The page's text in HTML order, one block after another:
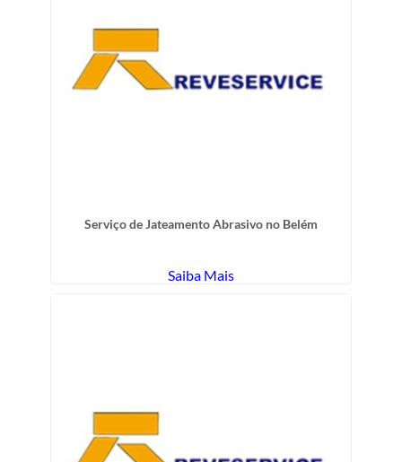
Serviço de Jateamento Abrasivo no Belém
Saiba Mais